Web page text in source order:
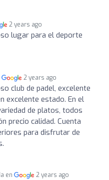
2 years ago
lugar para el deporte
2 years ago
club de padel, excelente
excelente estado. En el
de platos, todos
precio calidad. Cuenta
para disfrutar de
en 2 years ago